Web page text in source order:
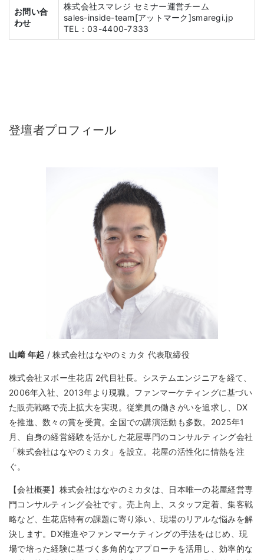
お問い合
わせ
株式会社スマレジ セミナー運営チーム
sales-inside-team[アットマーク]smaregi.jp
TEL：03-4400-7333
登壇者プロフィール
山﨑 年起 / 株式会社はなやのミカタ 代表取締役
株式会社ヌボー生花店 2代目社長。システムエンジニアを経て、
2006年入社、2013年より現職。ファンマーケティングに基づい
た販売戦略で売上拡大を実現。従業員の働きがいを追求し、DX
を推進、数々の賞を受賞。全国での講演活動も多数。2025年1
月、自身の経営経験を活かした花屋専門のコンサルティング会社
「株式会社はなやのミカタ」を設立。花屋の活性化に情熱を注
ぐ。
【会社概要】株式会社はなやのミカタは、日本唯一の花屋経営専
門コンサルティング会社です。売上向上、スタッフ定着、集客戦
略など、生花店特有の課題に寄り添い、現場のリアルな悩みを解
決します。DX推進やファンマーケティングの手法をはじめ、現
場で培った経験に基づく多角的なアプローチを活用し、効率的な